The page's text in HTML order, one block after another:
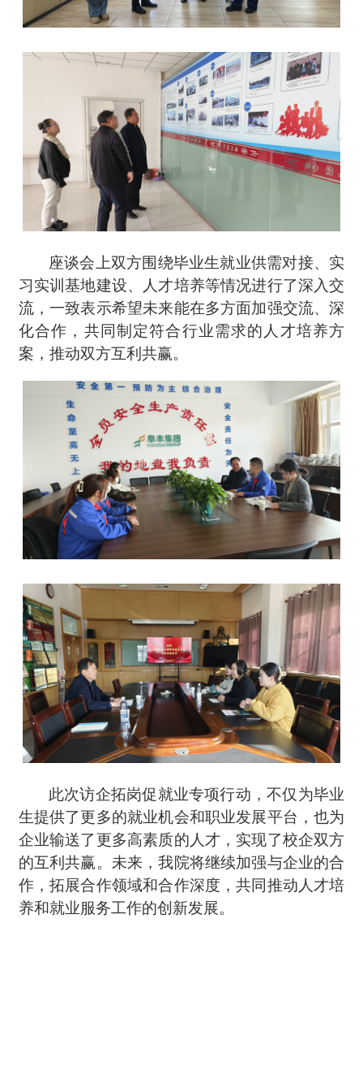
座谈会上双方围绕毕业生就业供需对接、实
习实训基地建设、人才培养等情况进行了深入交
流，一致表示希望未来能在多方面加强交流、深
化合作，共同制定符合行业需求的人才培养方
案，推动双方互利共赢。
此次访企拓岗促就业专项行动，不仅为毕业
生提供了更多的就业机会和职业发展平台，也为
企业输送了更多高素质的人才，实现了校企双方
的互利共赢。未来，我院将继续加强与企业的合
作，拓展合作领域和合作深度，共同推动人才培
养和就业服务工作的创新发展。